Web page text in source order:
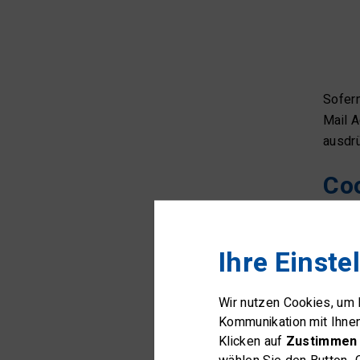
Mail
Wir
sich
Ihre
Wir nutzen Cookies,
Kommunikation mit
Klicken auf